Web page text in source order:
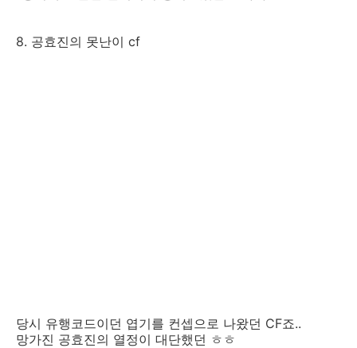
8. 공효진의 못난이 cf
당시 유행코드이던 엽기를 컨셉으로 나왔던 CF죠..
망가진 공효진의 열정이 대단했던 ㅎㅎ